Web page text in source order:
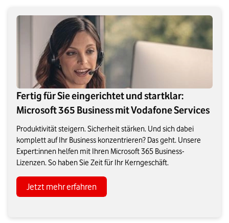
Fertig für Sie eingerichtet und startklar:
Microsoft 365 Business mit Vodafone Services
Produktivität steigern. Sicherheit stärken. Und sich dabei
komplett auf Ihr Business konzentrieren? Das geht. Unsere
Expert:innen helfen mit Ihren Microsoft 365 Business-
Lizenzen. So haben Sie Zeit für Ihr Kerngeschäft.
Jetzt mehr erfahren